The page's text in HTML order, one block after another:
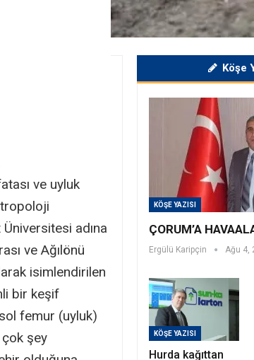
ve uyluk
adına
ve Ağılönü
isimlendirilen
bir keşif
femur (uyluk)
şey
Köşe
KÖŞE YAZISI
ÇORUM’A
Ergülü Karipçin Ağu 4,
KÖŞE YAZISI
Hurda kağıttan